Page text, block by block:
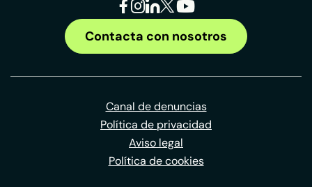
Contacta con nosotros
Canal de denuncias
Política de privacidad
Aviso legal
Política de cookies